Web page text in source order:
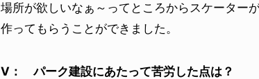
場所が欲しいなぁ～ってところからスケーター
作ってもらうことができました。
V： パーク建設にあたって苦労した点は？